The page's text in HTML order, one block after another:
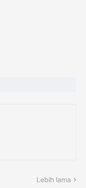
Lebih lama